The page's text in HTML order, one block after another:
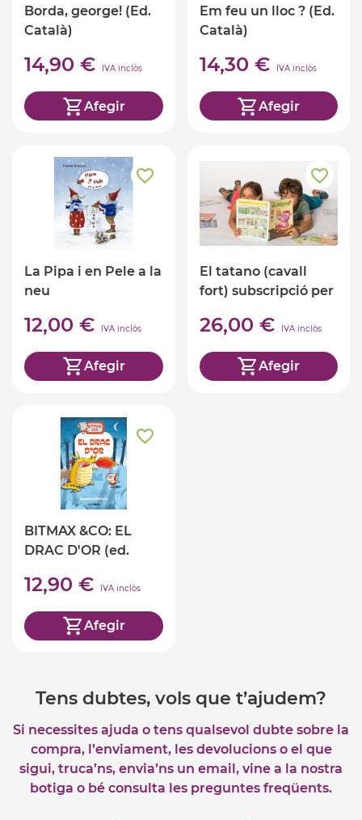
Borda, george! (Ed.
Català)
14,90 € IVA inclòs
Afegir
Em feu un lloc ? (Ed.
Català)
14,30 € IVA inclòs
Afegir
La Pipa i en Pele a la
neu
12,00 € IVA inclòs
Afegir
El tatano (cavall
fort) subscripció per
26,00 € IVA inclòs
Afegir
BITMAX &CO: EL
DRAC D'OR (ed.
12,90 € IVA inclòs
Afegir
Tens dubtes, vols que t’ajudem?
Si necessites ajuda o tens qualsevol dubte sobre la
compra, l’enviament, les devolucions o el que
sigui, truca’ns, envia’ns un email, vine a la nostra
botiga o bé consulta les preguntes freqüents.